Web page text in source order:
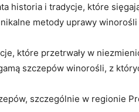
historia i tradycje, które
metody uprawy
które przetrwały w
szczepów winorośli, z
szczególnie w regionie